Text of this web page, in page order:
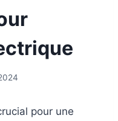
pour une